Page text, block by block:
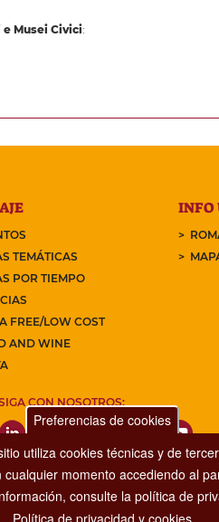
Musei Civici:
TEMÁTICAS
POR TIEMPO
FREE/LOW COST
AND WINE
INFO
CON NOSOTROS:
Preferencias de cookies
utiliza cookies técnicas y de
momento accediendo al
consulte la política de
Política de privacidad y cookies